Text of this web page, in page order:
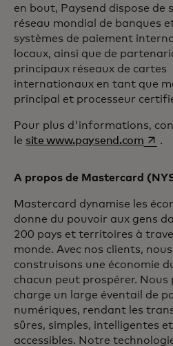
en bout, Paysend dispose de
réseau mondial de banques
systèmes de paiement
locaux, ainsi que de
principaux réseaux de cartes
internationaux en tant que
principal et processeur
Pour plus d'informations,
le site www.paysend.com .
A propos de Mastercard
Mastercard dynamise les
donne du pouvoir aux gens
200 pays et territoires à
monde. Avec nos clients, nous
construisons une économie
chacun peut prospérer. Nous
charge un large éventail de
numériques, rendant les
sûres, simples, intelligentes et
accessibles. Notre